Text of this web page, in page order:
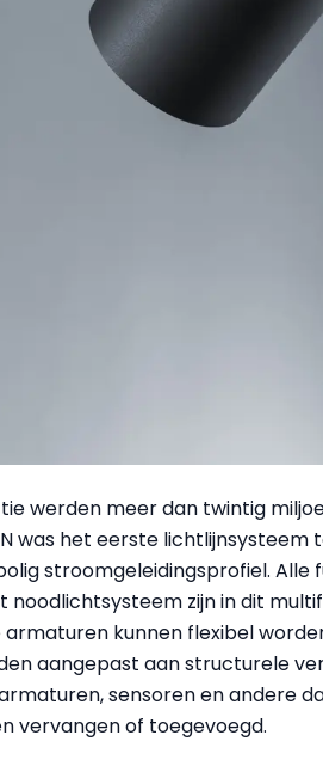
werden meer dan twintig
was het eerste
stroomgeleidingsprofiel. Alle
noodlichtsysteem zijn in dit
kunnen flexibel
aangepast aan structurele
sensoren en andere
vervangen of toegevoegd.